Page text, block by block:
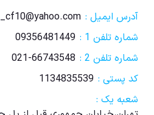
آدرس ایمیل :
شماره تلفن 1 :
09356481449
شماره تلفن 2 :
021-66743548
کد پستی : 1134835539
شعبه یک :